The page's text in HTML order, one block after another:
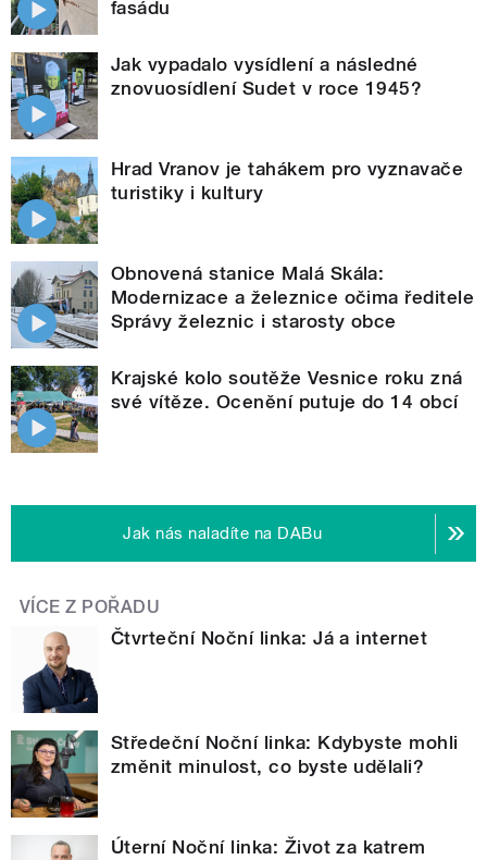
fasádu
Jak vypadalo vysídlení a následné
znovuosídlení Sudet v roce 1945?
Hrad Vranov je tahákem pro vyznavače
turistiky i kultury
Obnovená stanice Malá Skála:
Modernizace a železnice očima ředitele
Správy železnic i starosty obce
Krajské kolo soutěže Vesnice roku zná
své vítěze. Ocenění putuje do 14 obcí
Jak nás naladíte na DABu
VÍCE Z POŘADU
Čtvrteční Noční linka: Já a internet
Středeční Noční linka: Kdybyste mohli
změnit minulost, co byste udělali?
Úterní Noční linka: Život za katrem